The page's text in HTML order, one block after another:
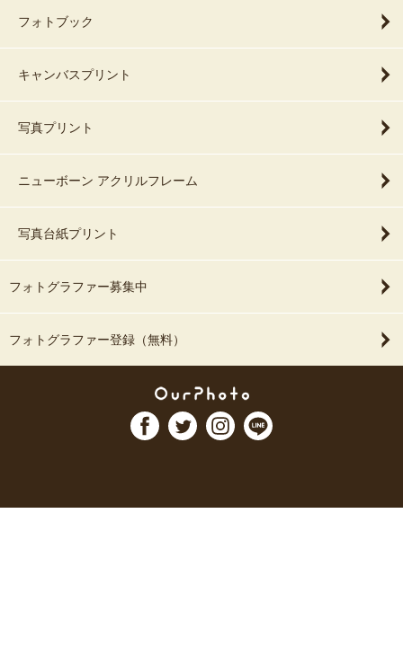
フォトブック
キャンバスプリント
写真プリント
ニューボーン アクリルフレーム
写真台紙プリント
フォトグラファー募集中
フォトグラファー登録（無料）